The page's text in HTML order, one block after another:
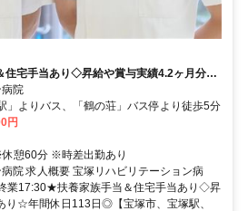
宅手当あり◇昇給や賞与実績4.2ヶ月分あ
、宝塚駅、リハビリテーション病院、理
院
」よりバス、「鶴の荘」バス停より徒歩5分
円
憩60分 ※時差出勤あり
院 求人概要 宝塚リハビリテーション病
業17:30★扶養家族手当＆住宅手当あり◇昇
り☆年間休日113日◎【宝塚市、宝塚駅、